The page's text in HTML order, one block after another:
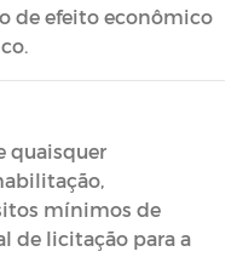
de efeito econômico
quaisquer
mínimos de
de licitação para a